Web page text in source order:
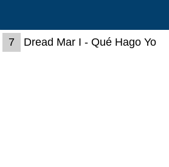
7 Dread Mar I - Qué Hago Yo